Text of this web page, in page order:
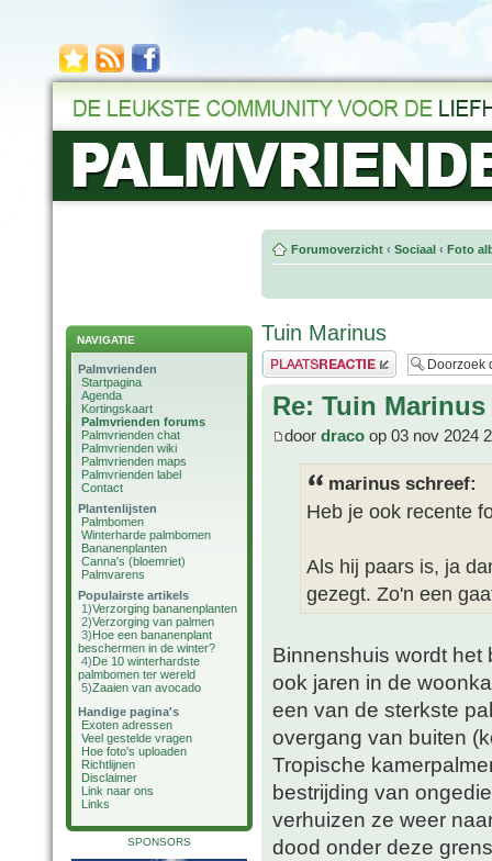
NAVIGATIE
Palmvrienden
Startpagina
Agenda
Kortingskaart
Palmvrienden forums
Palmvrienden chat
Palmvrienden wiki
Palmvrienden maps
Palmvrienden label
Contact
Plantenlijsten
Palmbomen
Winterharde palmbomen
Bananenplanten
Canna's (bloemriet)
Palmvarens
Populairste artikels
1)Verzorging bananenplanten
2)Verzorging van palmen
3)Hoe een bananenplant
beschermen in de winter?
4)De 10 winterhardste
palmbomen ter wereld
5)Zaaien van avocado
Handige pagina's
Exoten adressen
Veel gestelde vragen
Hoe foto's uploaden
Richtlijnen
Disclaimer
Link naar ons
Links
SPONSORS
Forumoverzicht ‹ Sociaal ‹ Foto
Tuin Marinus
Plaats een reactie
Re: Tuin Marinus
door draco op 03 nov 2024
marinus schreef:
Heb je ook recente
Als hij paars is, ja
gezegt. Zo'n een
Binnenshuis wordt het
ook jaren in de
een van de sterkste
overgang van buiten
Tropische
bestrijding van
verhuizen ze weer
dood onder deze